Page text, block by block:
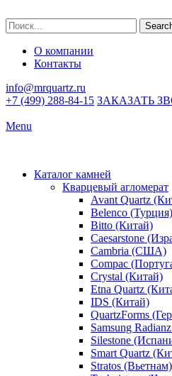
О компании
Контакты
info@mrquartz.ru
+7 (499) 288-84-15 ЗАКАЗАТЬ
Menu
Каталог камней
Кварцевый агломерат
Avant Quartz
Belenco (Турция)
Bitto (Китай)
Caesarstone
Cambria (США)
Compac
Crystal (Китай)
Etna Quartz
IDS (Китай)
QuartzForms
Samsung
Silestone
Smart Quartz
Stratos (Вьетнам)